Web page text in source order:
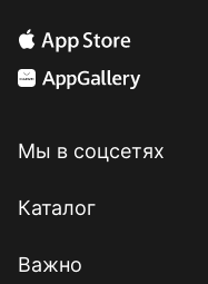
Мы в соцсетях
Каталог
Важно